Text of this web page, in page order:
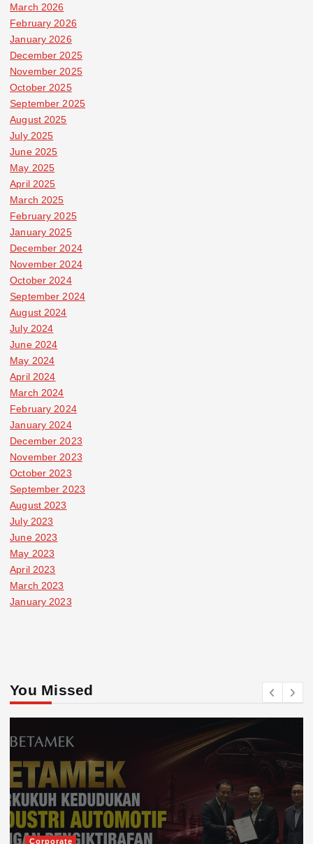
March 2026
February 2026
January 2026
December 2025
November 2025
October 2025
September 2025
August 2025
July 2025
June 2025
May 2025
April 2025
March 2025
February 2025
January 2025
December 2024
November 2024
October 2024
September 2024
August 2024
July 2024
June 2024
May 2024
April 2024
March 2024
February 2024
January 2024
December 2023
November 2023
October 2023
September 2023
August 2023
July 2023
June 2023
May 2023
April 2023
March 2023
January 2023
You Missed